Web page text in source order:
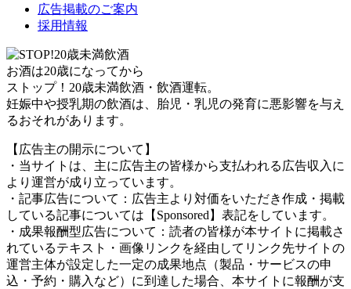
広告掲載のご案内
採用情報
お酒は20歳になってから
ストップ！20歳未満飲酒・飲酒運転。
妊娠中や授乳期の飲酒は、胎児・乳児の発育に悪影響を与え
るおそれがあります。
【広告主の開示について】
・当サイトは、主に広告主の皆様から支払われる広告収入に
より運営が成り立っています。
・記事広告について：広告主より対価をいただき作成・掲載
している記事については【Sponsored】表記をしています。
・成果報酬型広告について：読者の皆様が本サイトに掲載さ
れているテキスト・画像リンクを経由してリンク先サイトの
運営主体が設定した一定の成果地点（製品・サービスの申
込・予約・購入など）に到達した場合、本サイトに報酬が支